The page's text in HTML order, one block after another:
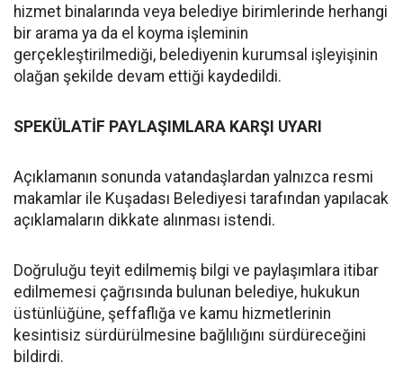
hizmet binalarında veya belediye birimlerinde herhangi
bir arama ya da el koyma işleminin
gerçekleştirilmediği, belediyenin kurumsal işleyişinin
olağan şekilde devam ettiği kaydedildi.
SPEKÜLATİF PAYLAŞIMLARA KARŞI UYARI
Açıklamanın sonunda vatandaşlardan yalnızca resmi
makamlar ile Kuşadası Belediyesi tarafından yapılacak
açıklamaların dikkate alınması istendi.
Doğruluğu teyit edilmemiş bilgi ve paylaşımlara itibar
edilmemesi çağrısında bulunan belediye, hukukun
üstünlüğüne, şeffaflığa ve kamu hizmetlerinin
kesintisiz sürdürülmesine bağlılığını sürdüreceğini
bildirdi.